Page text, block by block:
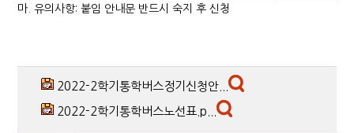
마. 유의사항: 붙임 안내문 반드시 숙지 후 신청
2022-2학기통학버스정기신청안...
2022-2학기통학버스노선표.p...